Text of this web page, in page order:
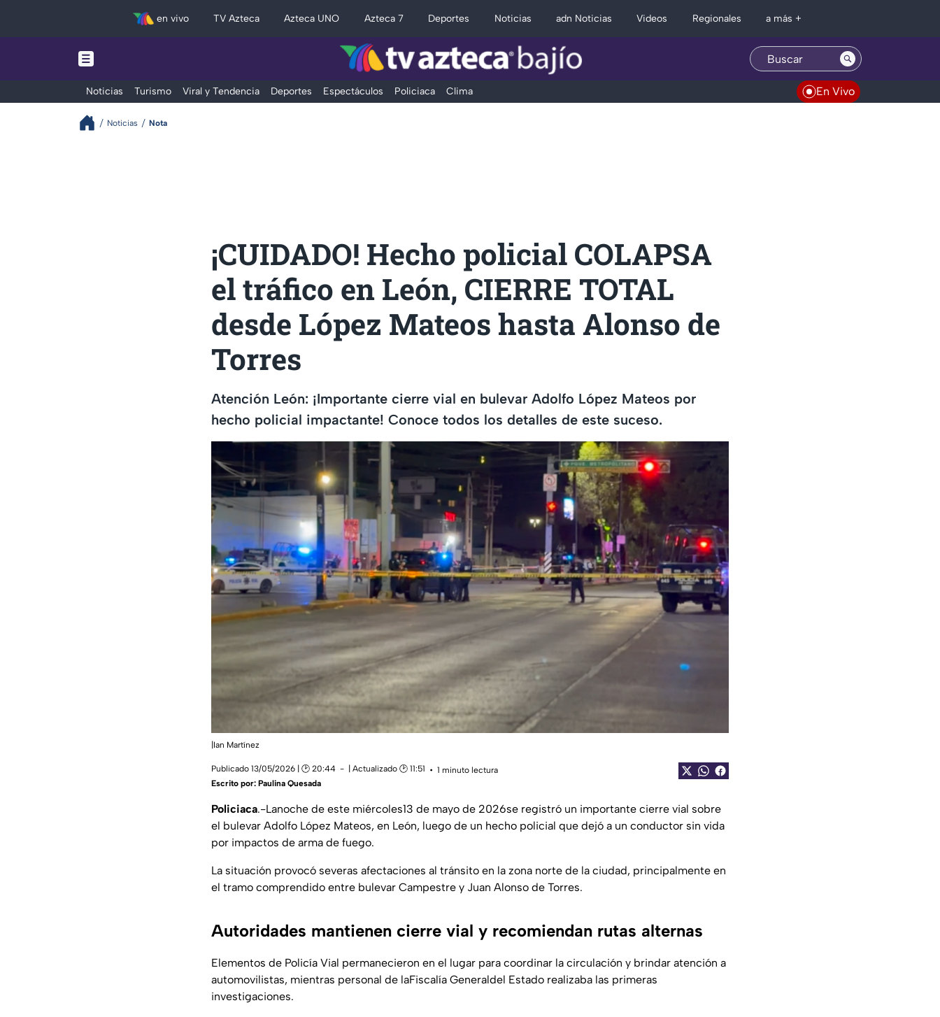
en vivo TV Azteca Azteca UNO Azteca 7 Deportes Noticias adn Noticias Videos Regionales a más +
Noticias Turismo Viral y Tendencia Deportes Espectáculos Policiaca Clima En Vivo
Noticias Nota
¡CUIDADO! Hecho policial COLAPSA
el tráfico en León, CIERRE TOTAL
desde López Mateos hasta Alonso de
Torres
Atención León: ¡Importante cierre vial en bulevar Adolfo López Mateos por
hecho policial impactante! Conoce todos los detalles de este suceso.
|Ian Martínez
Publicado 13/05/2026 | 🕑 20:44 | Actualizado 🕑 11:51
1 minuto lectura
Escrito por: Paulina Quesada
Policiaca.-Lanoche de este miércoles13 de mayo de 2026se registró un importante cierre vial sobre
el bulevar Adolfo López Mateos, en León, luego de un hecho policial que dejó a un conductor sin vida
por impactos de arma de fuego.
La situación provocó severas afectaciones al tránsito en la zona norte de la ciudad, principalmente en
el tramo comprendido entre bulevar Campestre y Juan Alonso de Torres.
Autoridades mantienen cierre vial y recomiendan rutas alternas
Elementos de Policía Vial permanecieron en el lugar para coordinar la circulación y brindar atención a
automovilistas, mientras personal de laFiscalía Generaldel Estado realizaba las primeras
investigaciones.